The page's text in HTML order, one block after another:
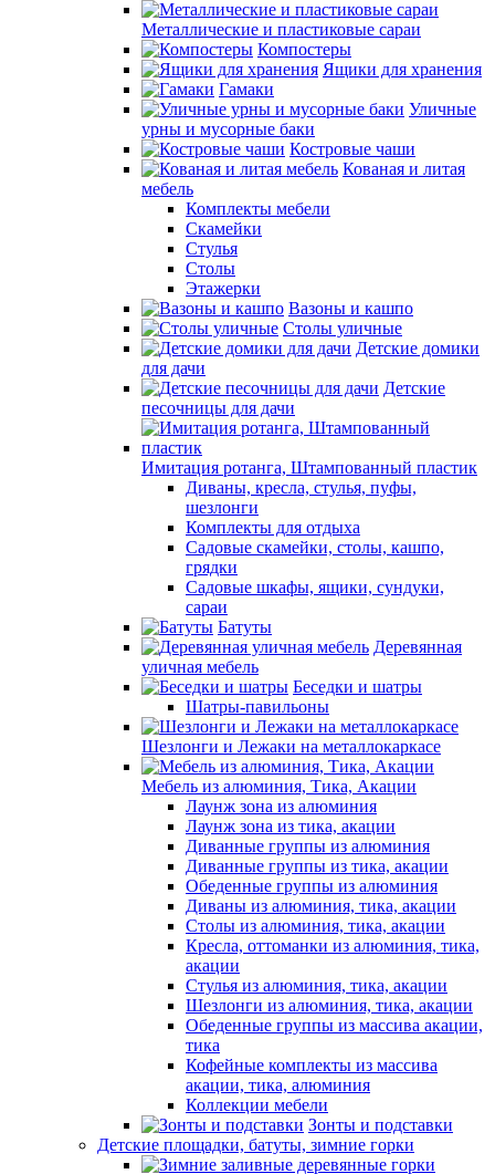
Металлические и пластиковые сараи
Компостеры
Ящики для хранения
Гамаки
Уличные
урны и мусорные баки
Костровые чаши
Кованая и литая
мебель
Комплекты мебели
Скамейки
Стулья
Столы
Этажерки
Вазоны и кашпо
Столы уличные
Детские домики
для дачи
Детские
песочницы для дачи
Имитация ротанга, Штампованный пластик
Диваны, кресла, стулья, пуфы,
шезлонги
Комплекты для отдыха
Садовые скамейки, столы, кашпо,
грядки
Садовые шкафы, ящики, сундуки,
сараи
Батуты
Деревянная
уличная мебель
Беседки и шатры
Шатры-павильоны
Шезлонги и Лежаки на металлокаркасе
Мебель из алюминия, Тика, Акации
Лаунж зона из алюминия
Лаунж зона из тика, акации
Диванные группы из алюминия
Диванные группы из тика, акации
Обеденные группы из алюминия
Диваны из алюминия, тика, акации
Столы из алюминия, тика, акации
Кресла, оттоманки из алюминия, тика,
акации
Стулья из алюминия, тика, акации
Шезлонги из алюминия, тика, акации
Обеденные группы из массива акации,
тика
Кофейные комплекты из массива
акации, тика, алюминия
Коллекции мебели
Зонты и подставки
Детские площадки, батуты, зимние горки